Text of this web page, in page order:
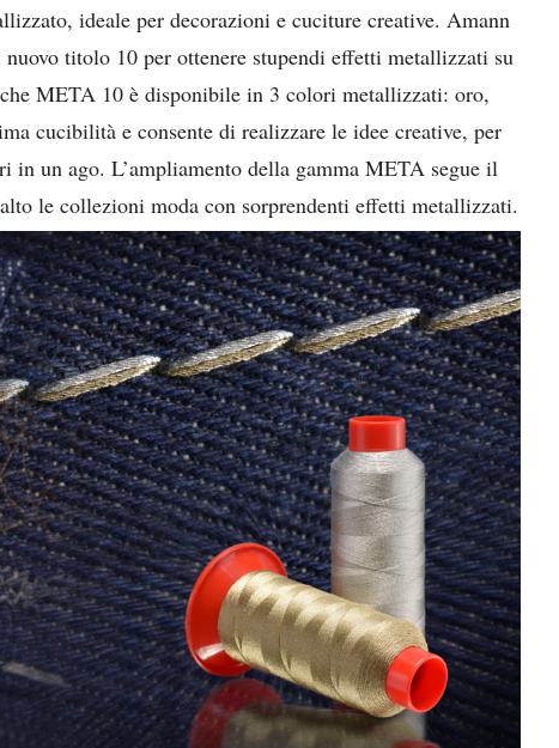
ideale per decorazioni e cuciture creative. Amann
titolo 10 per ottenere stupendi effetti metallizzati su
META 10 è disponibile in 3 colori metallizzati: oro,
cucibilità e consente di realizzare le idee creative, per
in un ago. L’ampliamento della gamma META segue il
le collezioni moda con sorprendenti effetti metallizzati.